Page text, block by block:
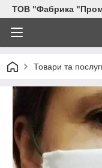
ТОВ "Фабрика
Товари та